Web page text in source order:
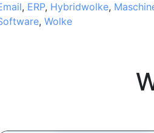
, ERP, Hybridwolke,
, Wolke